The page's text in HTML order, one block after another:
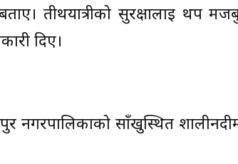
तीर्थयात्रीको सुरक्षालाई थप
दिए।
नगरपालिकाको साँखुस्थित